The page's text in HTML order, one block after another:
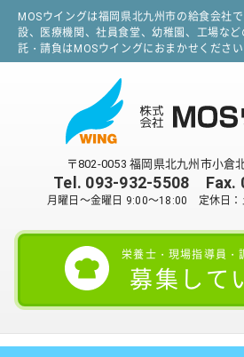
MOSウイングは福岡県北九州市の給食会社
設、医療機関、社員食堂、幼稚園、工場など
託・請負はMOSウイングにおまかせください
〒802-0053 福岡県北九州市小倉
Tel. 093-932-5508 Fax.
月曜日～金曜日 9:00～18:00 定休日：
栄養士・現場指導員・
募集して